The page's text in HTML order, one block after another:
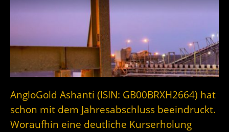
AngloGold Ashanti (ISIN: GB00BRXH2664) hat
schon mit dem Jahresabschluss beeindruckt.
Woraufhin eine deutliche Kurserholung